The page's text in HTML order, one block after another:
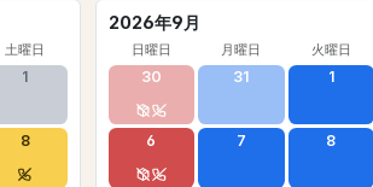
土曜日
1
8
2026年9月
日曜日 月曜日 火曜日
30 31 1
6 7 8